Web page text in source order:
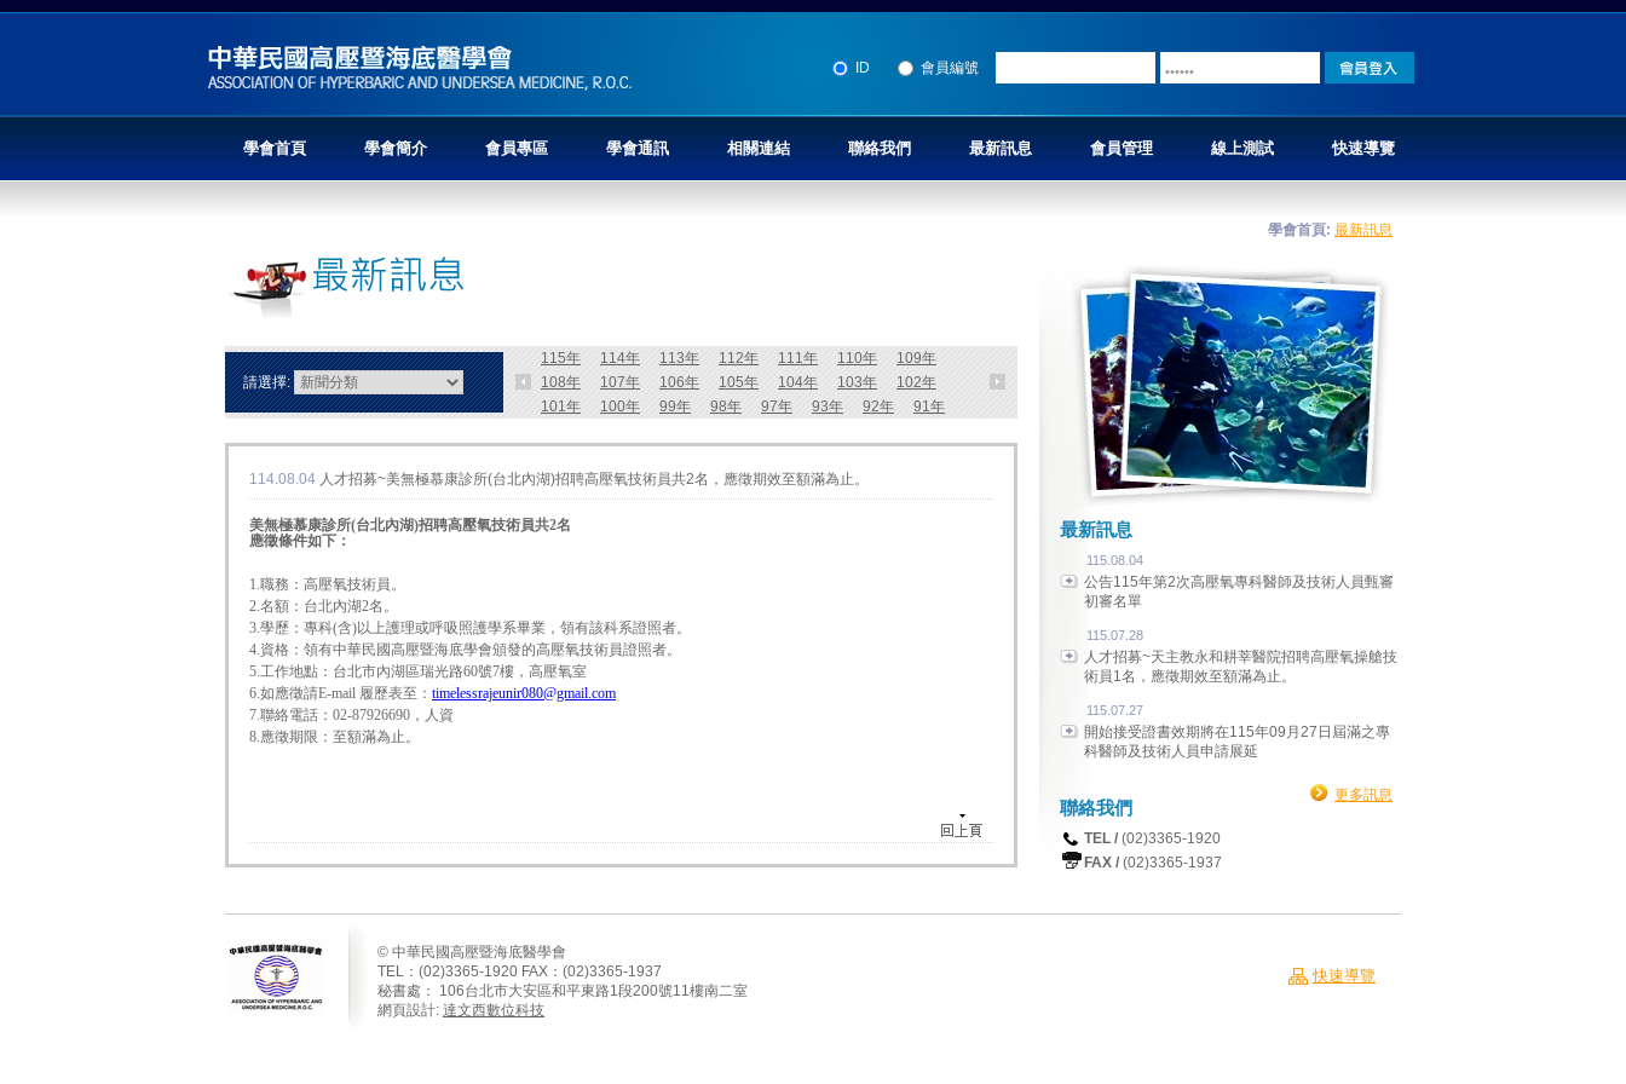
ID 會員編號
學會首頁 學會簡介 會員專區 學會通訊 相關連結 聯絡我們 最新訊息 會員管理 線上測試 快速導覽
學會首頁: 最新訊息
請選擇:
115年 114年 113年 112年 111年 110年
109年
108年
107年 106年 105年 104年 103年
102年
101年
100年 99年 98年 97年 93年 92年 91年
114.08.04 人才招募~美無極慕康診所(台北內湖)招聘高壓氧技術員共2名，應徵期效至額滿為止。
美無極慕康診所(台北內湖)招聘高壓氧技術員共2名
應徵條件如下：
1.職務：高壓氧技術員。
2.名額：台北內湖2名。
3.學歷：專科(含)以上護理或呼吸照護學系畢業，領有該科系證照者。
4.資格：領有中華民國高壓暨海底學會頒發的高壓氧技術員證照者。
5.工作地點：台北市內湖區瑞光路60號7樓，高壓氧室
6.如應徵請E-mail 履歷表至： timelessrajeunir080@gmail.com
7.聯絡電話：02-87926690，人資
8.應徵期限：至額滿為止。
最新訊息
115.08.04
公告115年第2次高壓氧專科醫師及技術人員甄審
初審名單
115.07.28
人才招募~天主教永和耕莘醫院招聘高壓氧操艙技
術員1名，應徵期效至額滿為止。
115.07.27
開始接受證書效期將在115年09月27日屆滿之專
科醫師及技術人員申請展延
更多訊息
聯絡我們
TEL / (02)3365-1920
FAX / (02)3365-1937
© 中華民國高壓暨海底醫學會
TEL：(02)3365-1920 FAX：(02)3365-1937
秘書處：
106台北市大安區和平東路1段200號11樓南二室
網頁設計: 達文西數位科技
快速導覽